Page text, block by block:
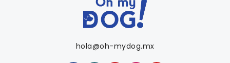
hola@oh-mydog.mx